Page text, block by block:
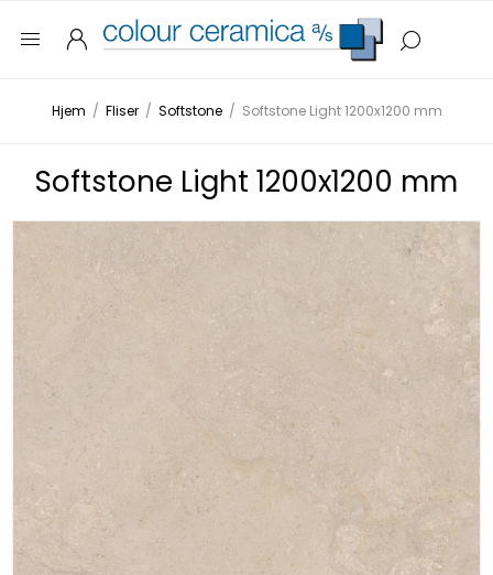
Hjem / Fliser / Softstone / Softstone Light 1200x1200 mm
Softstone Light 1200x1200 mm